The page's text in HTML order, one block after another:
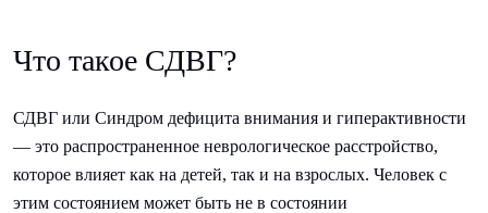
Что такое СДВГ?
СДВГ или Синдром дефицита внимания и гиперактивности
— это распространенное неврологическое расстройство,
которое влияет как на детей, так и на взрослых. Человек с
этим состоянием может быть не в состоянии